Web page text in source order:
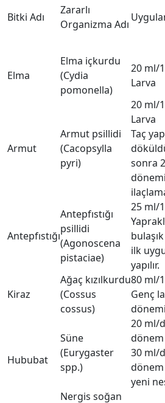
Bitki Adı
Zararlı
Organizma Adı
Elma
Elma içkurdu
(Cydia
pomonella)
20 ml/
Larva
Armut
Armut psillidi
(Cacopsylla
pyri)
20 ml/
Larva
Taç
sonra
Antepfıstığı
Antepfıstığı
psillidi
(Agonoscena
pistaciae)
25 ml/
ilk
yapılır.
Kiraz
Ağaç kızılkurdu
(Cossus
cossus)
80 ml/
Genç
dönemi
Hububat
Süne
(Eurygaster
spp.)
20 ml/
30 ml/
yeni
Nergis soğan